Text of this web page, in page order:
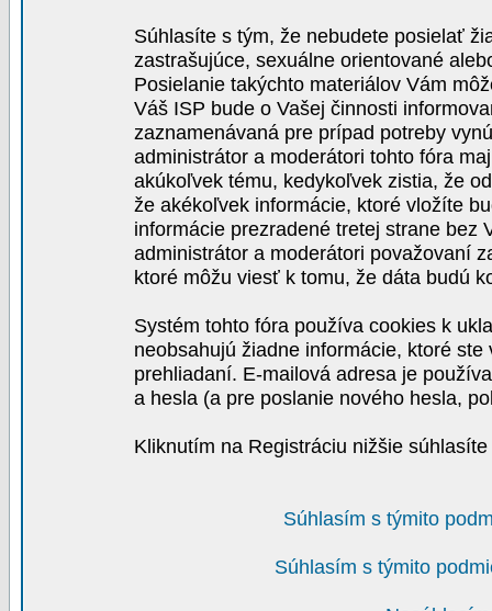
Súhlasíte s tým, že nebudete posielať
zastrašujúce, sexuálne orientované
Posielanie takýchto materiálov Vám
Váš ISP bude o Vašej činnosti
zaznamenávaná pre prípad potreby
administrátor a moderátori tohto fóra
akúkoľvek tému, kedykoľvek zistia, že
že akékoľvek informácie, ktoré vložíte
informácie prezradené tretej strane bez
administrátor a moderátori považovaní
ktoré môžu viesť k tomu, že dáta budú
Systém tohto fóra používa cookies k
neobsahujú žiadne informácie, ktoré
prehliadaní. E-mailová adresa je
a hesla (a pre poslanie nového hesla,
Kliknutím na Registráciu nižšie
Súhlasím s týmito
Súhlasím s týmito